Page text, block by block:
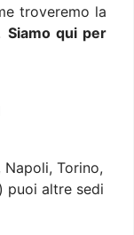
troveremo la
Siamo qui per
Napoli, Torino,
puoi altre sedi